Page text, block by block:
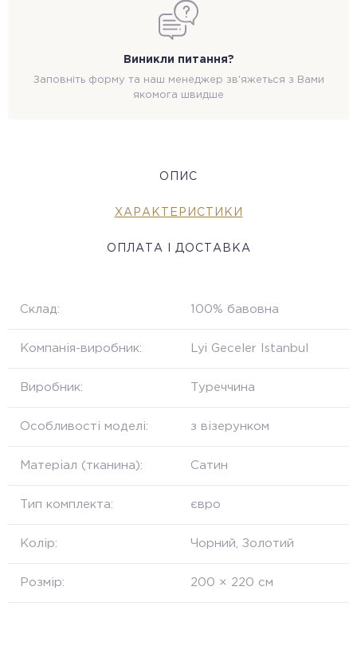
Виникли питання?
Заповніть форму та наш менеджер зв'яжеться з Вами
якомога швидше
ОПИС
ХАРАКТЕРИСТИКИ
ОПЛАТА І ДОСТАВКА
Склад: 100% бавовна
Компанія-виробник: Lyi Geceler Istanbul
Виробник: Туреччина
Особливості моделі: з візерунком
Матеріал (тканина): Cатин
Тип комплекта: євро
Колір: Чорний, Золотий
Розмір: 200 × 220 см